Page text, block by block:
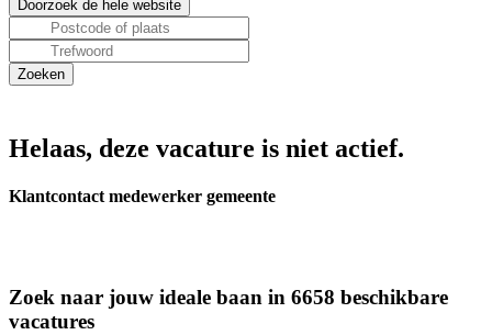
Helaas, deze vacature is niet actief.
Klantcontact medewerker gemeente
Zoek naar jouw ideale baan in 6658 beschikbare
vacatures